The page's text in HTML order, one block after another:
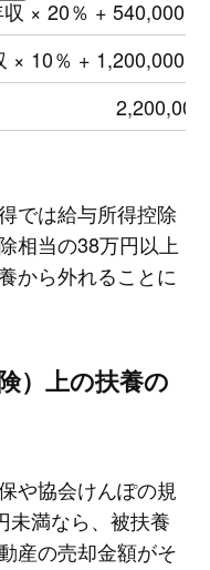
× 20％ + 540,000円
× 10％ + 1,200,000円
2,200,000
では給与所得控除
相当の38万円以上
から外れることに
）上の扶養の
や協会けんぽの規
未満なら、被扶養
産の売却金額がそ